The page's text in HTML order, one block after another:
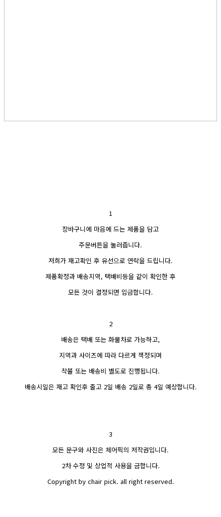
1
장바구니에 마음에 드는 제품을 담고
주문버튼을 눌러줍니다.
저희가 재고확인 후 유선으로 연락을 드립니다.
제품확정과 배송지역, 택배비등을 같이 확인한 후
모든 것이 결정되면 입금합니다.
2
배송은 택배 또는 화물차로 가능하고,
지역과 사이즈에 따라 다르게 책정되며
착불 또는 배송비 별도로 진행됩니다.
배송시일은 재고 확인후 출고 2일 배송 2일로 총 4일 예상합니다.
3
모든 문구와 사진은 체어픽의 저작권입니다.
2차 수정 및 상업적 사용을 금합니다.
Copyright by chair pick. all right reserved.